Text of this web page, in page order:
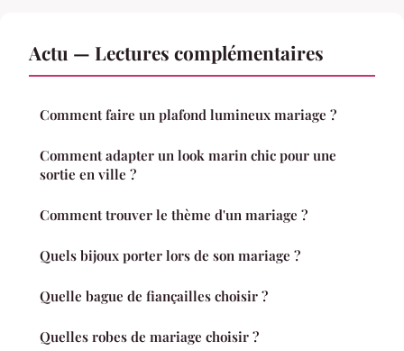
Actu — Lectures complémentaires
Comment faire un plafond lumineux mariage ?
Comment adapter un look marin chic pour une
sortie en ville ?
Comment trouver le thème d'un mariage ?
Quels bijoux porter lors de son mariage ?
Quelle bague de fiançailles choisir ?
Quelles robes de mariage choisir ?